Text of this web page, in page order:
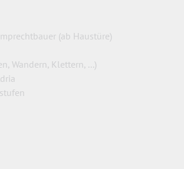
(ab Haustüre)
Wandern, Klettern, ...)